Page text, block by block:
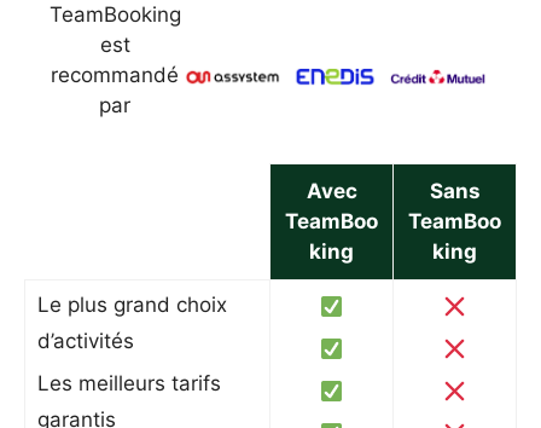
TeamBooking
est
recommandé
par
Avec
TeamBoo
king
Sans
TeamBoo
king
Le plus grand choix
d’activités
Les meilleurs tarifs
garantis